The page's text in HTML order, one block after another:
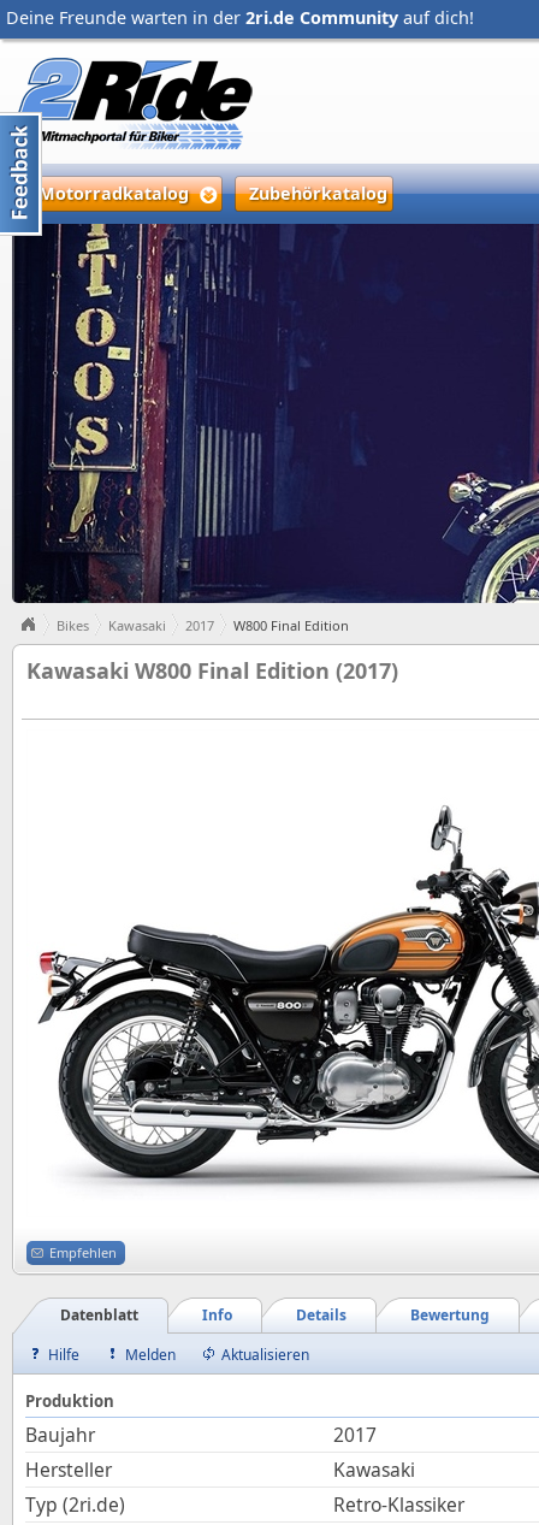
Deine Freunde warten in der 2ri.de Community auf dich!
Motorradkatalog Zubehörkatalog
Bikes Kawasaki 2017 W800 Final Edition
Kawasaki W800 Final Edition (2017)
Empfehlen
Bewertung
Details
Info
Datenblatt
Hilfe
Melden Aktualisieren
Produktion
Baujahr
2017
Hersteller
Kawasaki
Typ (2ri.de)
Retro-Klassiker